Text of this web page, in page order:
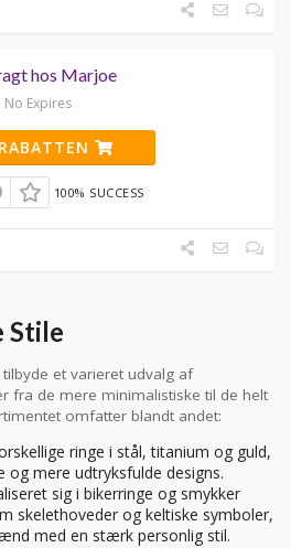
hos Marjoe
No Expires
100% SUCCESS
Stile
et varieret udvalg af
fra de mere minimalistiske til de helt
omfatter blandt andet:
ringe i stål, titanium og guld,
og mere udtryksfulde designs.
sig i bikerringe og smykker
skelethoveder og keltiske symboler,
med en stærk personlig stil.